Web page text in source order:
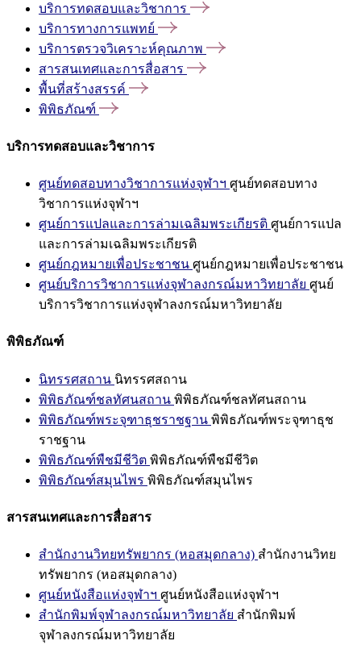
บริการทดสอบและวิชาการ
บริการทางการแพทย์
บริการตรวจวิเคราะห์คุณภาพ
สารสนเทศและการสื่อสาร
พื้นที่สร้างสรรค์
พิพิธภัณฑ์
บริการทดสอบและวิชาการ
ศูนย์ทดสอบทางวิชาการแห่งจุฬาฯ ศูนย์ทดสอบทาง
วิชาการแห่งจุฬาฯ
ศูนย์การแปลและการล่ามเฉลิมพระเกียรติ ศูนย์การแปล
และการล่ามเฉลิมพระเกียรติ
ศูนย์กฎหมายเพื่อประชาชน ศูนย์กฎหมายเพื่อประชาชน
ศูนย์บริการวิชาการแห่งจุฬาลงกรณ์มหาวิทยาลัย ศูนย์
บริการวิชาการแห่งจุฬาลงกรณ์มหาวิทยาลัย
พิพิธภัณฑ์
นิทรรศสถาน นิทรรศสถาน
พิพิธภัณฑ์ชลทัศนสถาน พิพิธภัณฑ์ชลทัศนสถาน
พิพิธภัณฑ์พระจุฑาธุชราชฐาน พิพิธภัณฑ์พระจุฑาธุช
ราชฐาน
พิพิธภัณฑ์พืชมีชีวิต พิพิธภัณฑ์พืชมีชีวิต
พิพิธภัณฑ์สมุนไพร พิพิธภัณฑ์สมุนไพร
สารสนเทศและการสื่อสาร
สำนักงานวิทยทรัพยากร (หอสมุดกลาง) สำนักงานวิทย
ทรัพยากร (หอสมุดกลาง)
ศูนย์หนังสือแห่งจุฬาฯ ศูนย์หนังสือแห่งจุฬาฯ
สำนักพิมพ์จุฬาลงกรณ์มหาวิทยาลัย สำนักพิมพ์
จุฬาลงกรณ์มหาวิทยาลัย